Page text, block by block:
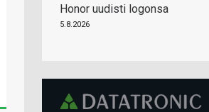
Honor uudisti logonsa
5.8.2026